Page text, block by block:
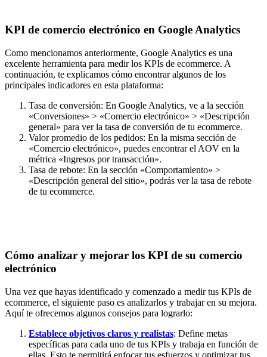
KPI de comercio electrónico en Google Analytics
Como mencionamos anteriormente, Google Analytics es una
excelente herramienta para medir los KPIs de ecommerce. A
continuación, te explicamos cómo encontrar algunos de los
principales indicadores en esta plataforma:
Tasa de conversión: En Google Analytics, ve a la sección
«Conversiones» > «Comercio electrónico» > «Descripción
general» para ver la tasa de conversión de tu ecommerce.
Valor promedio de los pedidos: En la misma sección de
«Comercio electrónico», puedes encontrar el AOV en la
métrica «Ingresos por transacción».
Tasa de rebote: En la sección «Comportamiento» >
«Descripción general del sitio», podrás ver la tasa de rebote
de tu ecommerce.
Cómo analizar y mejorar los KPI de su comercio
electrónico
Una vez que hayas identificado y comenzado a medir tus KPIs de
ecommerce, el siguiente paso es analizarlos y trabajar en su mejora.
Aquí te ofrecemos algunos consejos para lograrlo:
Establece objetivos claros y realistas: Define metas
específicas para cada uno de tus KPIs y trabaja en función de
ellas. Esto te permitirá enfocar tus esfuerzos y optimizar tus